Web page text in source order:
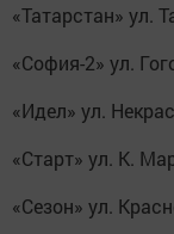
«Татарстан» ул.
«София-2» ул.
«Идел» ул.
«Старт» ул. К.
«Сезон» ул.